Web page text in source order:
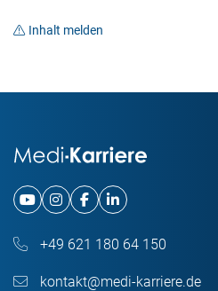
Inhalt melden
+49 621 180 64 150
kontakt@medi-karriere.de